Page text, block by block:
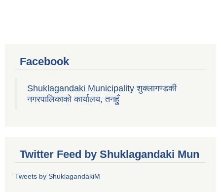
Facebook
Shuklagandaki Municipality शुक्लागण्डकी
नगरपालिकाको कार्यालय, तनहुँ
Twitter Feed by Shuklagandaki Mun
Tweets by ShuklagandakiM